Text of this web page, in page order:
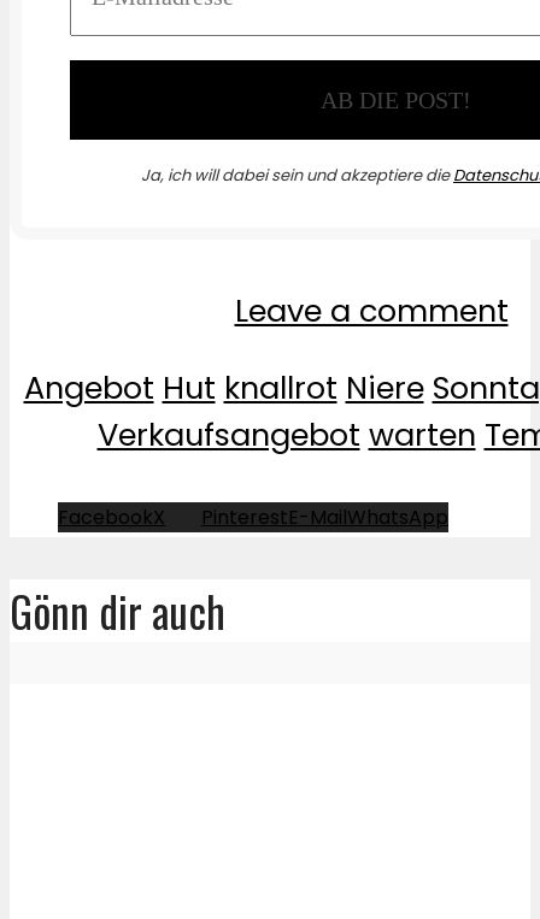
Ja, ich will dabei sein und akzeptiere die
Leave a comment
Angebot Hut knallrot Niere
Verkaufsangebot warten
FacebookX PinterestE-MailWhatsApp
Gönn dir auch